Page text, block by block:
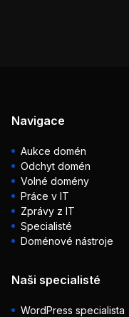
Navigace
Aukce domén
Odchyt domén
Volné domény
Práce v IT
Zprávy z IT
Specialisté
Doménové nástroje
Naši specialisté
WordPress specialista